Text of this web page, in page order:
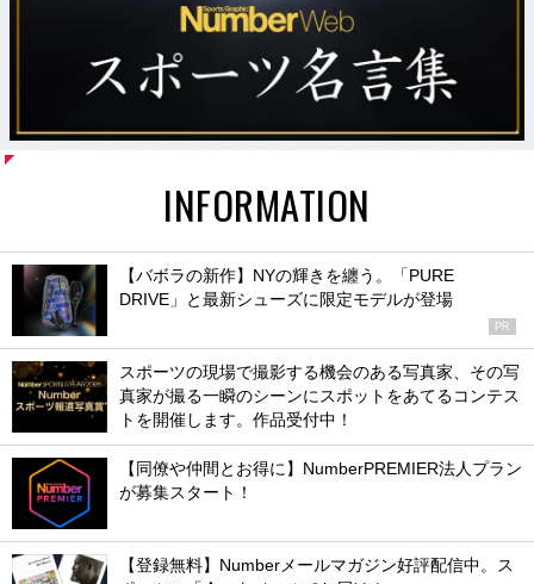
INFORMATION
【バボラの新作】NYの輝きを纏う。「PURE
DRIVE」と最新シューズに限定モデルが登場
PR
スポーツの現場で撮影する機会のある写真家、その写
真家が撮る一瞬のシーンにスポットをあてるコンテス
トを開催します。作品受付中！
【同僚や仲間とお得に】NumberPREMIER法人プラン
が募集スタート！
【登録無料】Numberメールマガジン好評配信中。ス